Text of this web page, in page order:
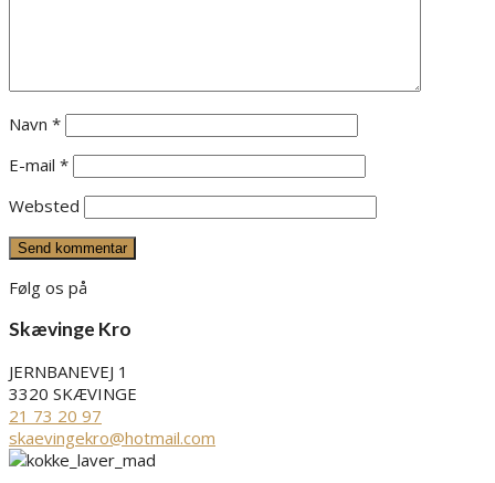
Navn *
E-mail *
Websted
Følg os på
Skævinge Kro
JERNBANEVEJ 1
3320 SKÆVINGE
21 73 20 97
skaevingekro@hotmail.com